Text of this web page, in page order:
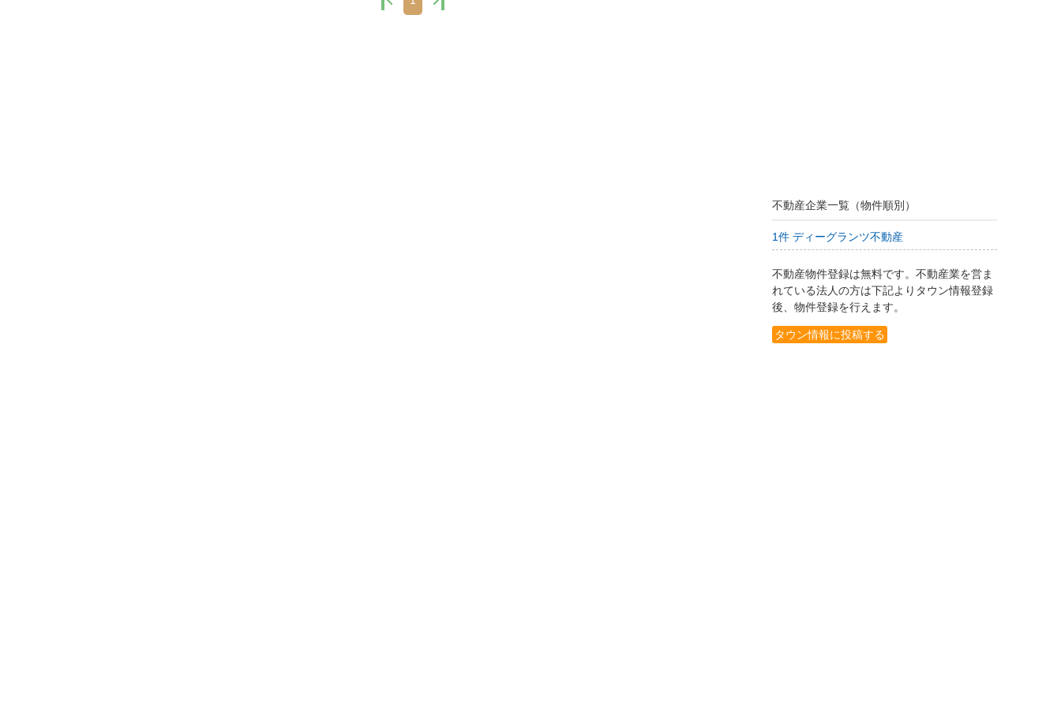
不動産企業一覧（物件順別）
1件 ディーグランツ不動産
不動産物件登録は無料です。不動産業を営ま
れている法人の方は下記よりタウン情報登録
後、物件登録を行えます。
タウン情報に投稿する